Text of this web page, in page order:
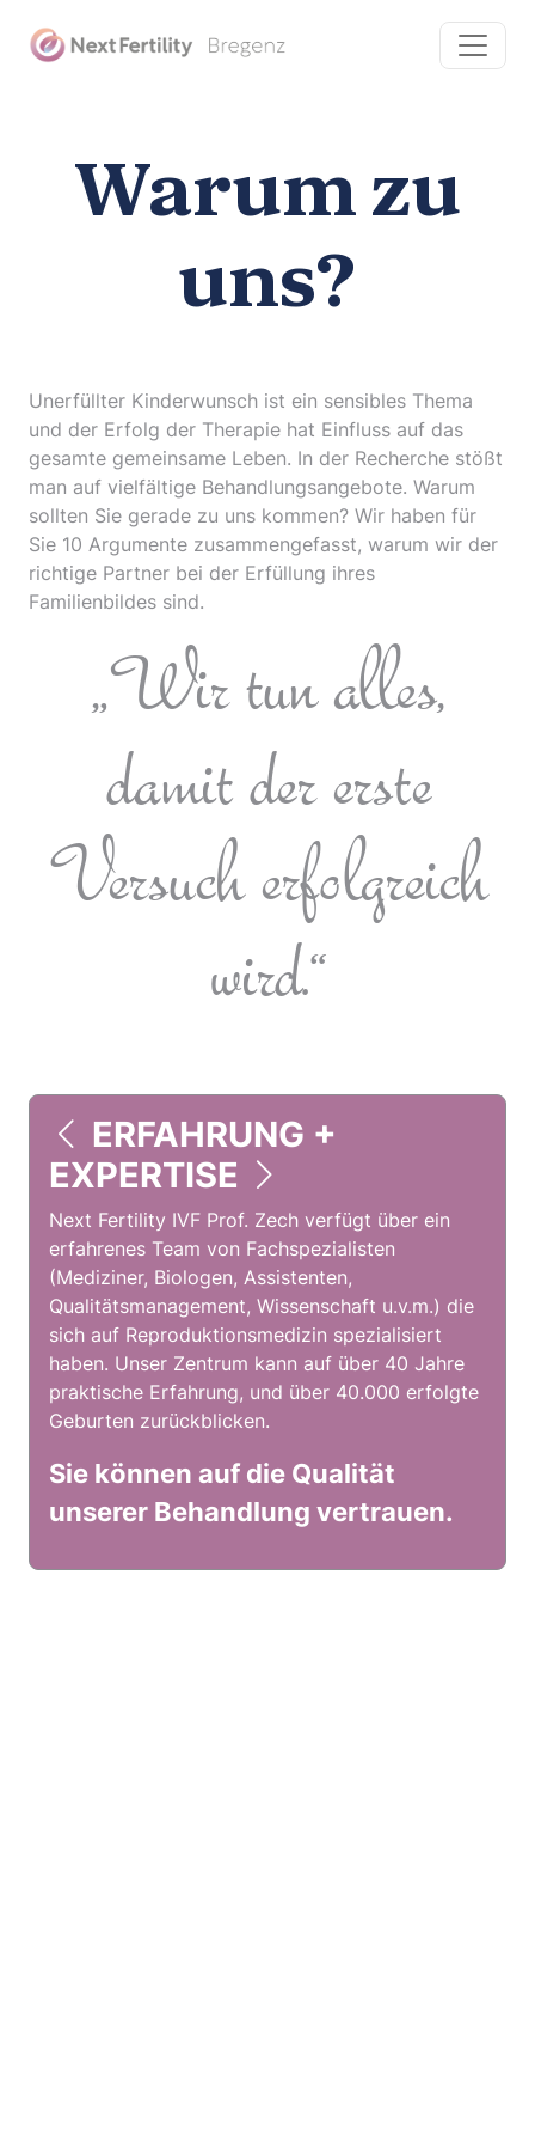
Warum zu
uns?
Unerfüllter Kinderwunsch ist ein sensibles Thema
und der Erfolg der Therapie hat Einfluss auf das
gesamte gemeinsame Leben. In der Recherche stößt
man auf vielfältige Behandlungsangebote. Warum
sollten Sie gerade zu uns kommen? Wir haben für
Sie 10 Argumente zusammengefasst, warum wir der
richtige Partner bei der Erfüllung ihres
Familienbildes sind.
„Wir tun alles,
damit der erste
Versuch erfolgreich
wird.“
INDIVIDUELLE
BETREUUNG
Wir legen Wert auf eine persönliche &
einfühlsame Betreuung. Jeder Patient wird
individuell behandelt, um die bestmöglichen
Ergebnisse zu erzielen.